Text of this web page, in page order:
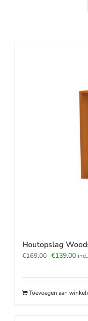
Houtopslag
€169.00 €139.00
Toevoegen aan